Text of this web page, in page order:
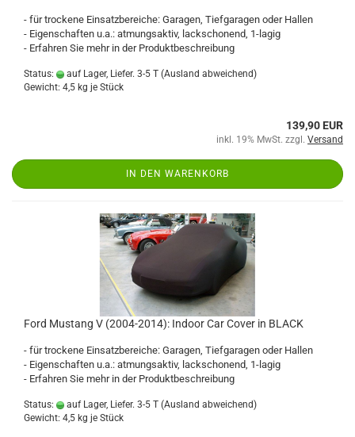
- für trockene Einsatzbereiche: Garagen, Tiefgaragen oder Hallen
- Eigenschaften u.a.: atmungsaktiv, lackschonend, 1-lagig
- Erfahren Sie mehr in der Produktbeschreibung
Status: auf Lager, Liefer. 3-5 T (Ausland abweichend)
Gewicht: 4,5 kg je Stück
139,90 EUR
inkl. 19% MwSt. zzgl. Versand
IN DEN WARENKORB
Ford Mustang V (2004-2014): Indoor Car Cover in BLACK
- für trockene Einsatzbereiche: Garagen, Tiefgaragen oder Hallen
- Eigenschaften u.a.: atmungsaktiv, lackschonend, 1-lagig
- Erfahren Sie mehr in der Produktbeschreibung
Status: auf Lager, Liefer. 3-5 T (Ausland abweichend)
Gewicht: 4,5 kg je Stück